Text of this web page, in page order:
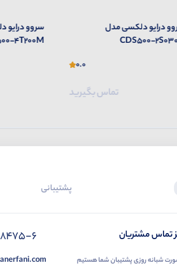
درایو دلکسی مدل
CDS500-
0.0
تماس بگیرید
سروو درایو
2T200M
پشتیبانی
تماس مشتریان
شبانه روزی پشتیبان شما هستیم
6